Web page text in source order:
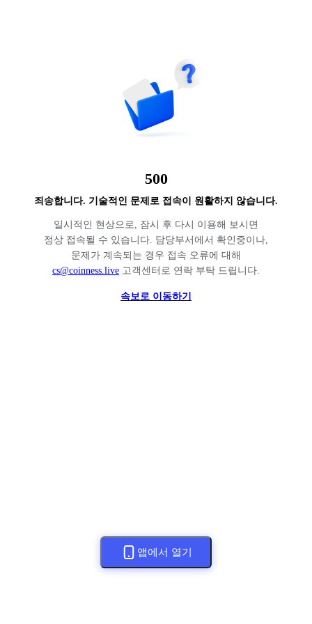
500
죄송합니다. 기술적인 문제로 접속이 원활하지 않습니다.
일시적인 현상으로, 잠시 후 다시 이용해 보시면
정상 접속될 수 있습니다. 담당부서에서 확인중이나,
문제가 계속되는 경우 접속 오류에 대해
cs@coinness.live 고객센터로 연락 부탁 드립니다.
속보로 이동하기
앱에서 열기